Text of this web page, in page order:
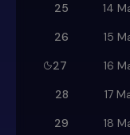
25
14
26
15
27
16
28
17
29
18